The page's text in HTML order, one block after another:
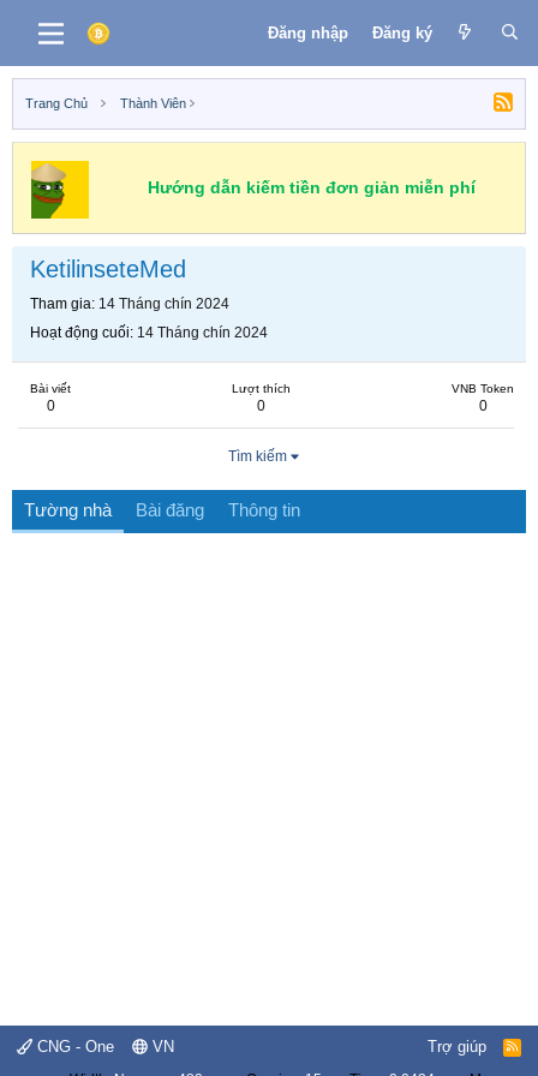
Đăng nhập Đăng ký
Trang Chủ Thành Viên
Hướng dẫn kiếm tiền đơn giản miễn phí
KetilinseteMed
Tham gia 14 Tháng chín 2024
Hoạt động cuối 14 Tháng chín 2024
Bài viết
0
Lượt thích
0
VNB Token
0
Tìm kiếm
Tường nhà Bài đăng Thông tin
CNG - One VN Trợ giúp
R